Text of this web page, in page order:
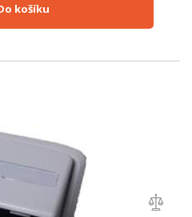
Do košíku